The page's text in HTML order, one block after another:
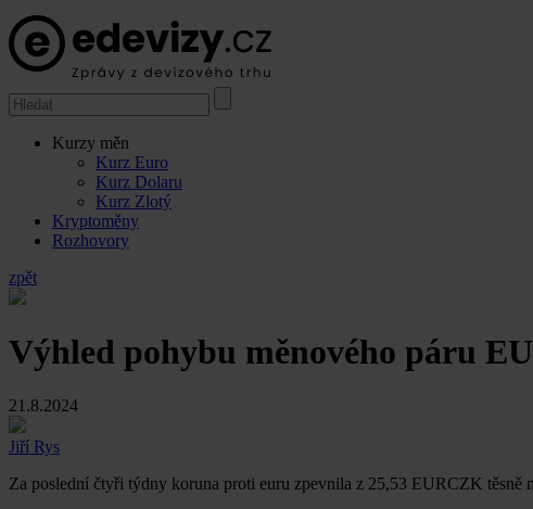
Kurzy měn
Kurz Euro
Kurz Dolaru
Kurz Zlotý
Kryptoměny
Rozhovory
zpět
Výhled pohybu měnového páru
21.8.2024
Jiří Rys
Za poslední čtyři týdny koruna proti euru zpevnila z 25,53 EURCZK těsně